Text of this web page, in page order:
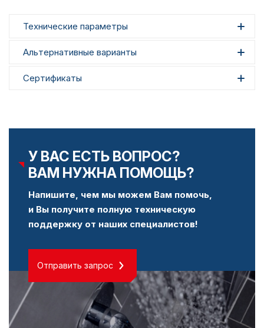
Технические параметры
Альтернативные варианты
Сертификаты
У ВАС ЕСТЬ ВОПРОС?
ВАМ НУЖНА ПОМОЩЬ?
Напишите, чем мы можем Вам помочь,
и Вы получите полную техническую
поддержку от наших специалистов!
Отправить запрос